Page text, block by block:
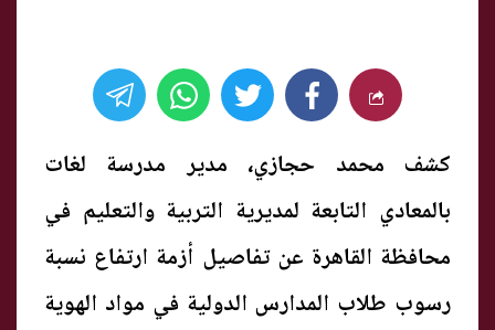
كشف محمد حجازي، مدير مدرسة لغات
بالمعادي التابعة لمديرية التربية والتعليم في
محافظة القاهرة عن تفاصيل أزمة ارتفاع نسبة
رسوب طلاب المدارس الدولية في مواد الهوية